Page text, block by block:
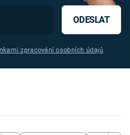
ODESLAT
zpracování osobních údajů